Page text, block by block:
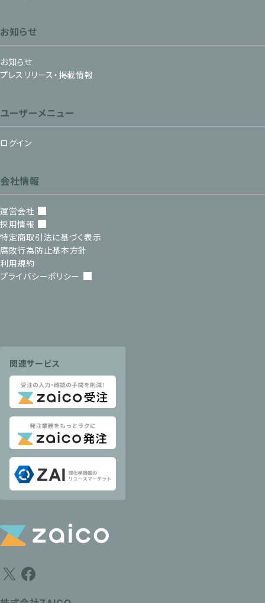
お知らせ
お知らせ
プレスリリース・掲載情報
ユーザーメニュー
ログイン
会社情報
運営会社
採用情報
特定商取引法に基づく表示
腐敗行為防止基本方針
利用規約
プライバシーポリシー
関連サービス